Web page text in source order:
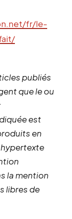
fr/le-
publiés
que le ou
est
en
la mention
libres de